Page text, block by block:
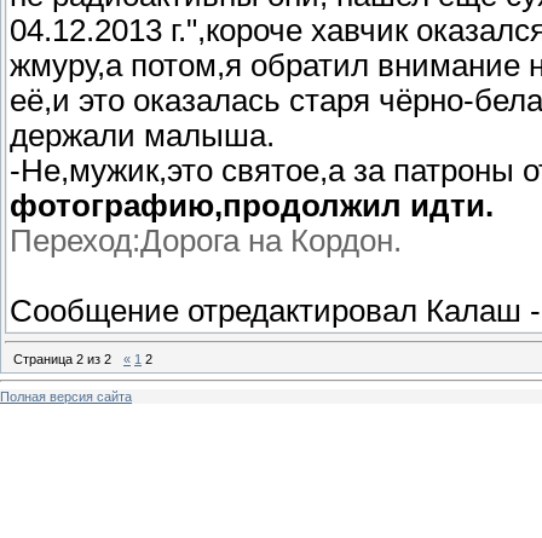
04.12.2013 г.",короче хавчик
жмуру,а потом,я обратил внимание
её,и это оказалась старя чёрно-
держали малыша.
-Не,мужик,это святое,а за патроны
фотографию,продолжил идти.
Переход:Дорога на Кордон.
Сообщение отредактировал Калаш
Страница 2 из 2 « 1 2
Полная версия сайта